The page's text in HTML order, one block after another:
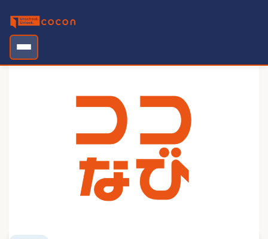
content